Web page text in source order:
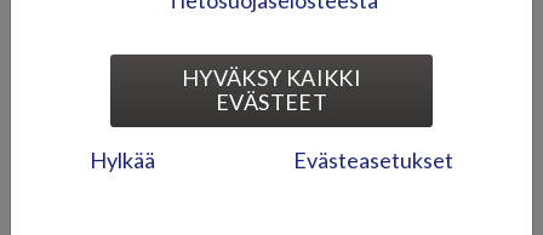
HYVÄKSY KAIKKI
EVÄSTEET
Hylkää Evästeasetukset